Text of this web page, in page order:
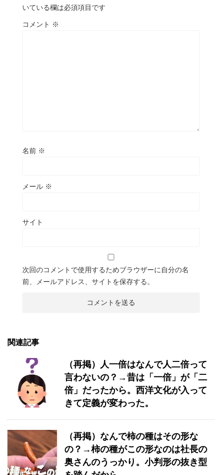
いている欄は必須項目です
コメント ※
名前 ※
メール ※
サイト
次回のコメントで使用するためブラウザーに自分の名
前、メールアドレス、サイトを保存する。
関連記事
（再掲）人一倍はなんで人二倍って
言わないの？→昔は「一倍」が「二
倍」だったから。西洋文化が入って
きて定義が変わった。
（再掲）なんで柿の種はその形な
の？→柿の種がこの形なのは社長の
奥さんのうっかり。小判形の抜き型